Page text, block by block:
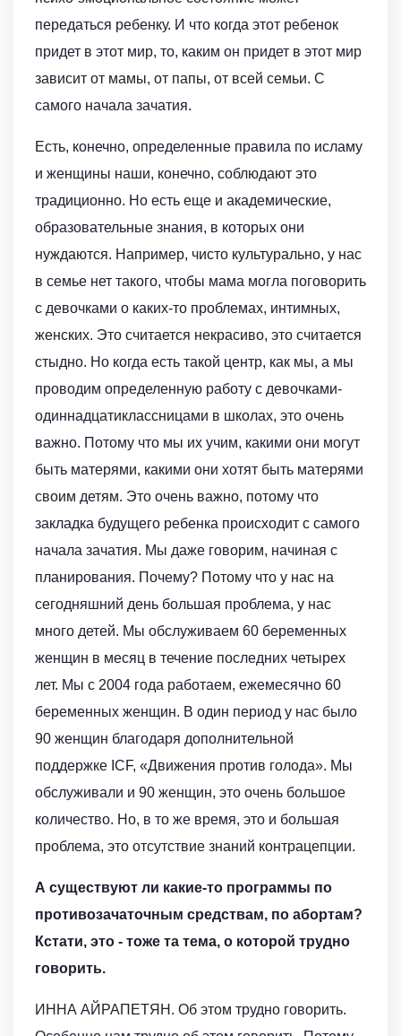
передаться ребенку. И что когда этот ребенок
придет в этот мир, то, каким он придет в этот мир
зависит от мамы, от папы, от всей семьи. С
самого начала зачатия.
Есть, конечно, определенные правила по исламу
и женщины наши, конечно, соблюдают это
традиционно. Но есть еще и академические,
образовательные знания, в которых они
нуждаются. Например, чисто культурально, у нас
в семье нет такого, чтобы мама могла поговорить
с девочками о каких-то проблемах, интимных,
женских. Это считается некрасиво, это считается
стыдно. Но когда есть такой центр, как мы, а мы
проводим определенную работу с девочками-
одиннадцатиклассницами в школах, это очень
важно. Потому что мы их учим, какими они могут
быть матерями, какими они хотят быть матерями
своим детям. Это очень важно, потому что
закладка будущего ребенка происходит с самого
начала зачатия. Мы даже говорим, начиная с
планирования. Почему? Потому что у нас на
сегодняшний день большая проблема, у нас
много детей. Мы обслуживаем 60 беременных
женщин в месяц в течение последних четырех
лет. Мы с 2004 года работаем, ежемесячно 60
беременных женщин. В один период у нас было
90 женщин благодаря дополнительной
поддержке ICF, «Движения против голода». Мы
обслуживали и 90 женщин, это очень большое
количество. Но, в то же время, это и большая
проблема, это отсутствие знаний контрацепции.
А существуют ли какие-то программы по
противозачаточным средствам, по абортам?
Кстати, это - тоже та тема, о которой трудно
говорить.
ИННА АЙРАПЕТЯН. Об этом трудно говорить.